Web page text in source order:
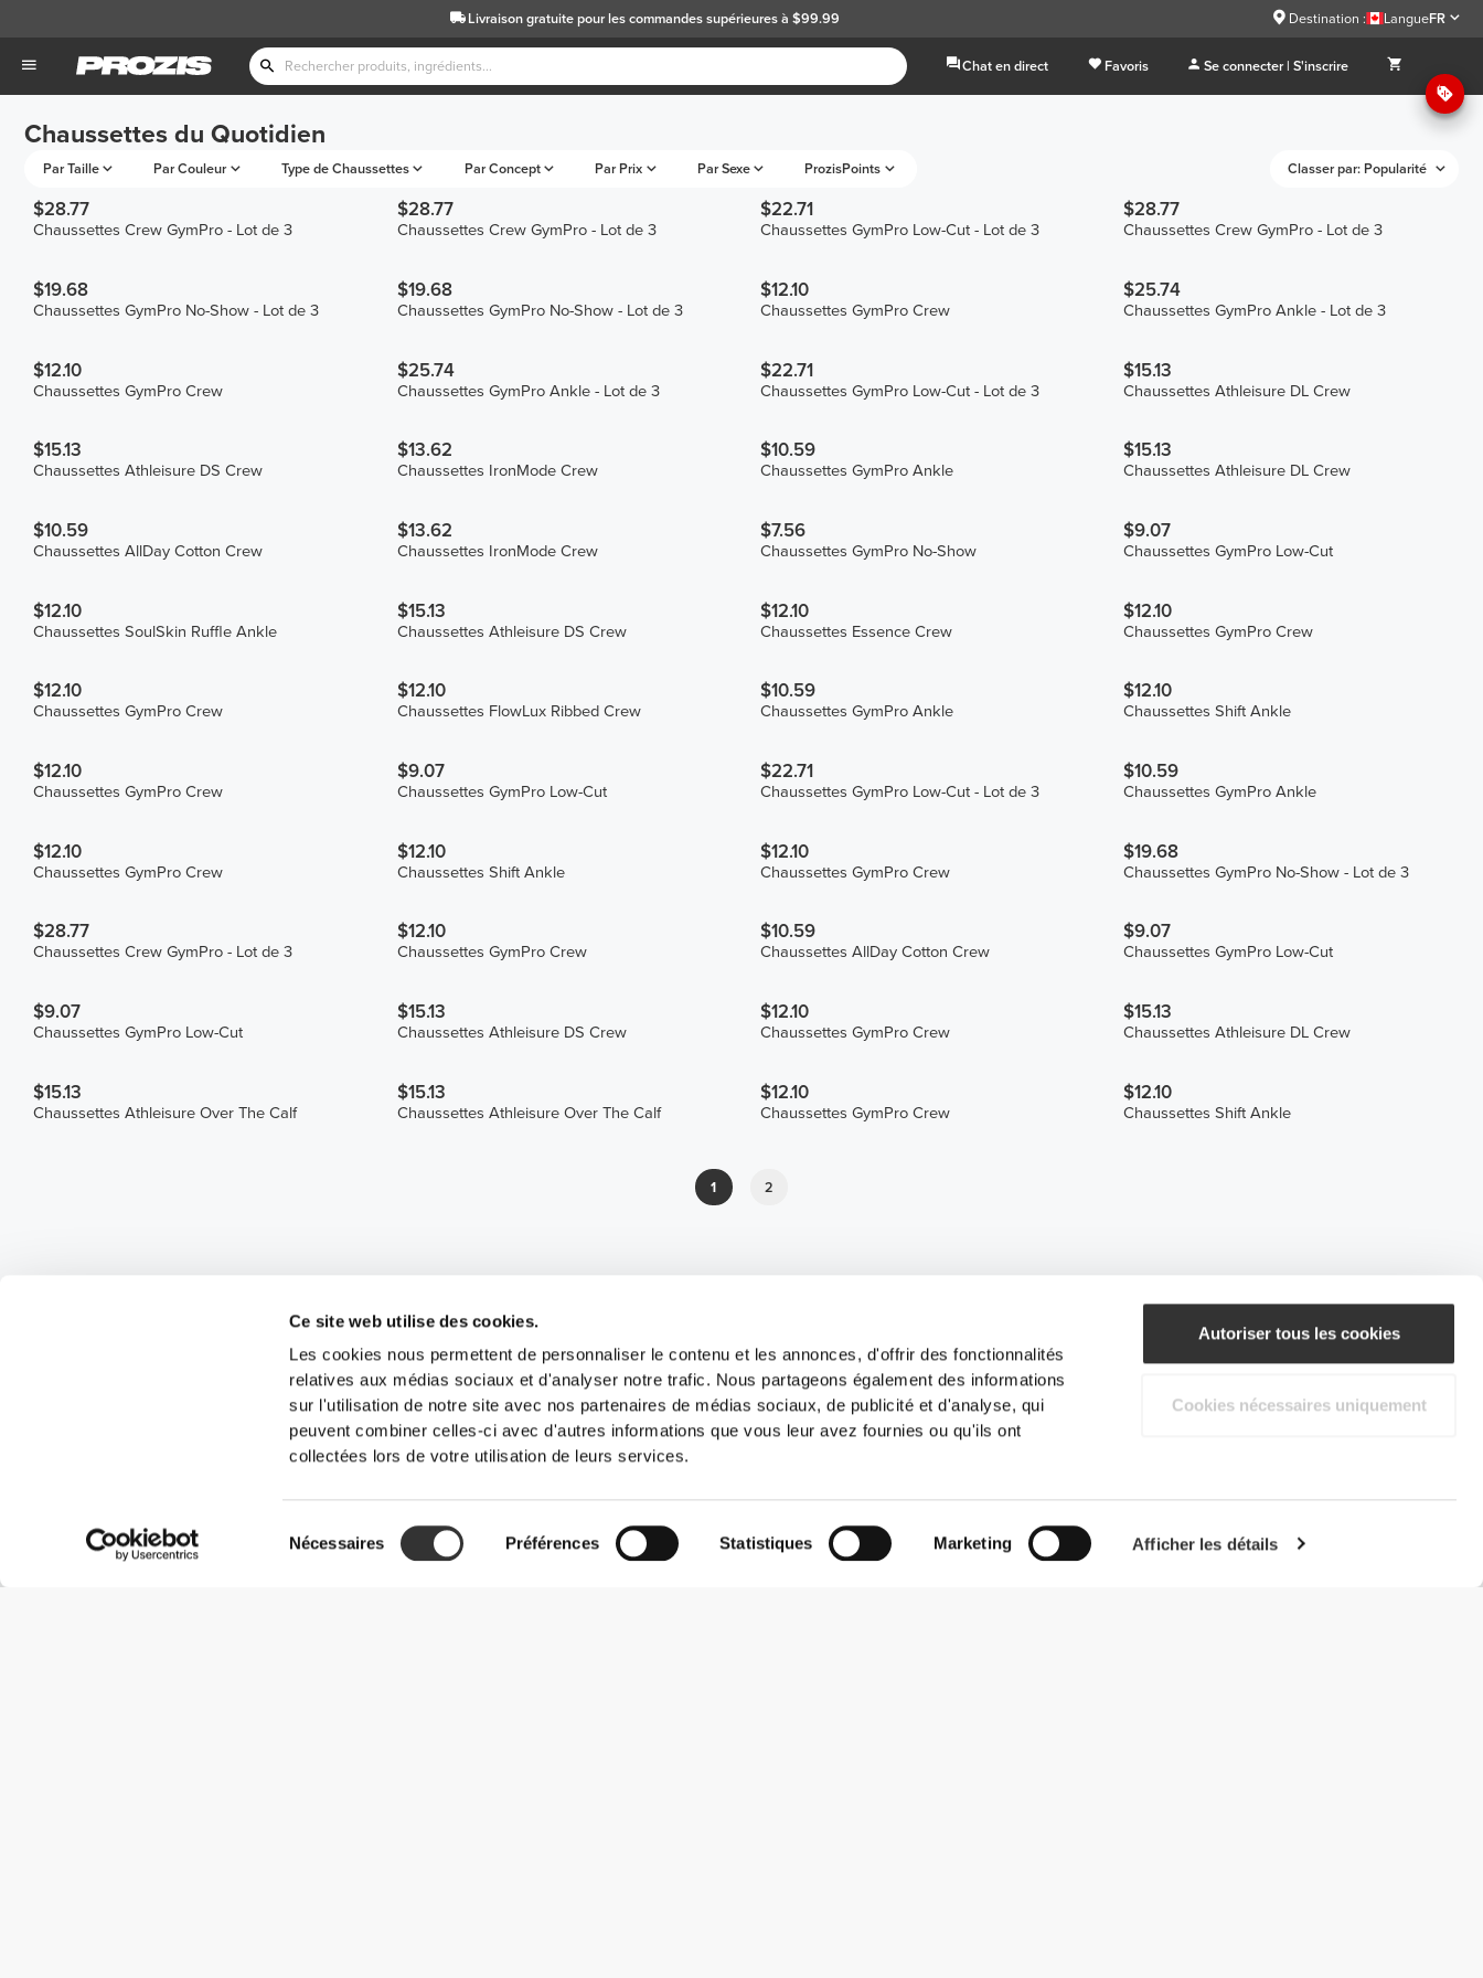
Ce site web utilise des cookies.
Les cookies nous permettent de personnaliser le contenu et les annonces, d'offrir des fonctionnalités
relatives aux médias sociaux et d'analyser notre trafic. Nous partageons également des informations
sur l'utilisation de notre site avec nos partenaires de médias sociaux, de publicité et d'analyse, qui
peuvent combiner celles-ci avec d'autres informations que vous leur avez fournies ou qu'ils ont
collectées lors de votre utilisation de leurs services.
du
Nécessaires Préférences Statistiques Marketing Afficher les détails
Autoriser tous les cookies
Cookies nécessaires uniquement
Livraison gratuitepour les commandes supérieures à $99.99 Destination : LangueFR
Chat en direct Favoris Se connecter | S'inscrire
Chaussettes du Quotidien
Par Taille Par Couleur Type de Chaussettes Par Concept Par Prix Par Sexe ProzisPoints Classer par: Popularité
$28.77
Chaussettes Crew GymPro - Lot de 3
$28.77
Chaussettes Crew GymPro - Lot de 3
$22.71
Chaussettes GymPro Low-Cut - Lot de 3
$28.77
Chaussettes Crew GymPro - Lot de 3
$19.68
Chaussettes GymPro No-Show - Lot de 3
$19.68
Chaussettes GymPro No-Show - Lot de 3
$12.10
Chaussettes GymPro Crew
$25.74
Chaussettes GymPro Ankle - Lot de 3
$12.10
Chaussettes GymPro Crew
$25.74
Chaussettes GymPro Ankle - Lot de 3
$22.71
Chaussettes GymPro Low-Cut - Lot de 3
$15.13
Chaussettes Athleisure DL Crew
$15.13
Chaussettes Athleisure DS Crew
$13.62
Chaussettes IronMode Crew
$10.59
Chaussettes GymPro Ankle
$15.13
Chaussettes Athleisure DL Crew
$10.59
Chaussettes AllDay Cotton Crew
$13.62
Chaussettes IronMode Crew
$7.56
Chaussettes GymPro No-Show
$9.07
Chaussettes GymPro Low-Cut
$12.10
Chaussettes SoulSkin Ruffle Ankle
$15.13
Chaussettes Athleisure DS Crew
$12.10
Chaussettes Essence Crew
$12.10
Chaussettes GymPro Crew
$12.10
Chaussettes GymPro Crew
$12.10
Chaussettes FlowLux Ribbed Crew
$10.59
Chaussettes GymPro Ankle
$12.10
Chaussettes Shift Ankle
$12.10
Chaussettes GymPro Crew
$9.07
Chaussettes GymPro Low-Cut
$22.71
Chaussettes GymPro Low-Cut - Lot de 3
$10.59
Chaussettes GymPro Ankle
$12.10
Chaussettes GymPro Crew
$12.10
Chaussettes Shift Ankle
$12.10
Chaussettes GymPro Crew
$19.68
Chaussettes GymPro No-Show - Lot de 3
$28.77
Chaussettes Crew GymPro - Lot de 3
$12.10
Chaussettes GymPro Crew
$10.59
Chaussettes AllDay Cotton Crew
$9.07
Chaussettes GymPro Low-Cut
$9.07
Chaussettes GymPro Low-Cut
$15.13
Chaussettes Athleisure DS Crew
$12.10
Chaussettes GymPro Crew
$15.13
Chaussettes Athleisure DL Crew
$15.13
Chaussettes Athleisure Over The Calf
$15.13
Chaussettes Athleisure Over The Calf
$12.10
Chaussettes GymPro Crew
$12.10
Chaussettes Shift Ankle
1 2